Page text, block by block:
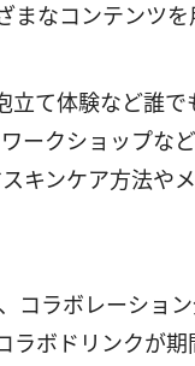
まなコンテンツを
立て体験など誰
ークショップな
キンケア方法や
コラボレーショ
ラボドリンクが